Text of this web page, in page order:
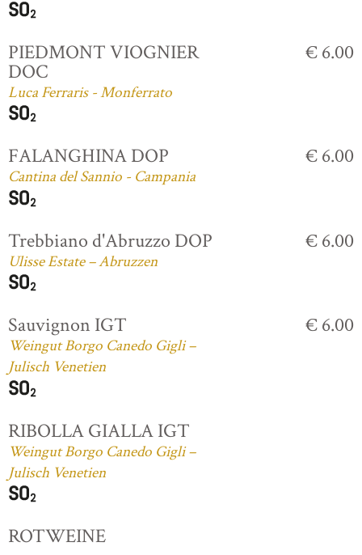
PIEDMONT VIOGNIER
DOC
Luca Ferraris - Monferrato
€ 6.00
FALANGHINA DOP
Cantina del Sannio - Campania
€ 6.00
Trebbiano d'Abruzzo DOP
Ulisse Estate – Abruzzen
€ 6.00
Sauvignon IGT
Weingut Borgo Canedo Gigli –
Julisch Venetien
€ 6.00
RIBOLLA GIALLA IGT
Weingut Borgo Canedo Gigli –
Julisch Venetien
ROTWEINE